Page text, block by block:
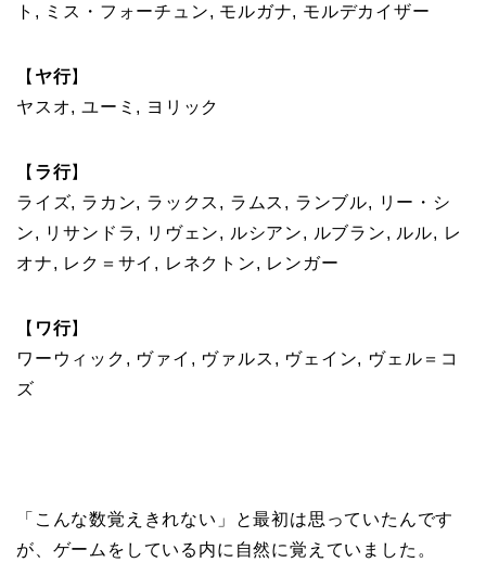
ト, ミス・フォーチュン, モルガナ, モルデカイザー
【 ヤ行】
ヤスオ, ユーミ, ヨリック
【 ラ行】
ライズ, ラカン, ラックス, ラムス, ランブル, リー・シ
ン, リサンドラ, リヴェン, ルシアン, ルブラン, ルル, レ
オナ, レク＝サイ, レネクトン, レンガー
【 ワ行】
ワーウィック, ヴァイ, ヴァルス, ヴェイン, ヴェル＝コ
ズ
「こんな数覚えきれない」と最初は思っていたんです
が、ゲームをしている内に自然に覚えていました。